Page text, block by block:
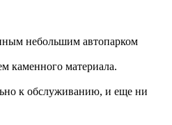
небольшим автопарком
каменного материала.
к обслуживанию, и еще ни